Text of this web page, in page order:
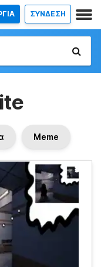
ΣΥΝΔΕΣΗ
Meme